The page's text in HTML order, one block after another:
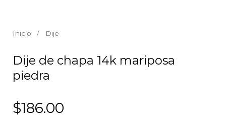
Inicio / Dije
Dije de chapa 14k mariposa
piedra
$186.00